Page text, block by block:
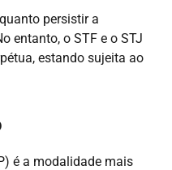
persistir a
entanto, o STF e o STJ
estando sujeita ao
é a modalidade mais